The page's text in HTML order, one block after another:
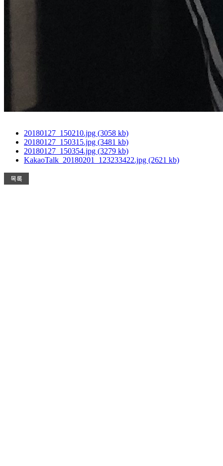
20180127_150210.jpg (3058 kb)
20180127_150315.jpg (3481 kb)
20180127_150354.jpg (3279 kb)
KakaoTalk_20180201_123233422.jpg (2621 kb)